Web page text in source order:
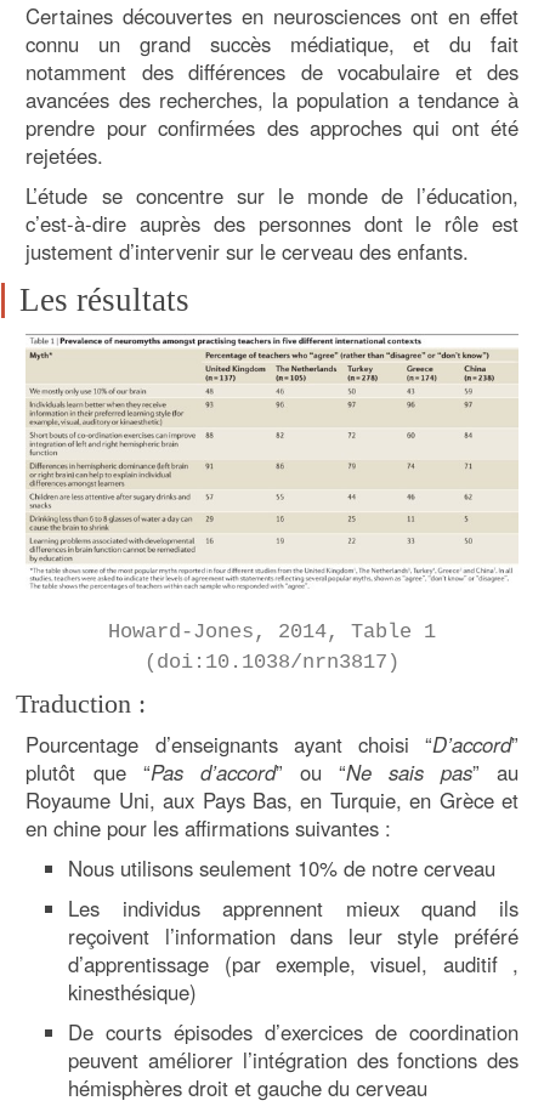
Certaines découvertes en neurosciences ont en effet
connu un grand succès médiatique, et du fait
notamment des différences de vocabulaire et des
avancées des recherches, la population a tendance à
prendre pour confirmées des approches qui ont été
rejetées.
L’étude se concentre sur le monde de l’éducation,
c’est-à-dire auprès des personnes dont le rôle est
justement d’intervenir sur le cerveau des enfants.
Les résultats
Howard-Jones, 2014, Table 1
(doi:10.1038/nrn3817)
Traduction :
Pourcentage d’enseignants ayant choisi “D’accord”
plutôt que “Pas d’accord” ou “Ne sais pas” au
Royaume Uni, aux Pays Bas, en Turquie, en Grèce et
en chine pour les affirmations suivantes :
Nous utilisons seulement 10% de notre cerveau
Les individus apprennent mieux quand ils
reçoivent l’information dans leur style préféré
d’apprentissage (par exemple, visuel, auditif ,
kinesthésique)
De courts épisodes d’exercices de coordination
peuvent améliorer l’intégration des fonctions des
hémisphères droit et gauche du cerveau